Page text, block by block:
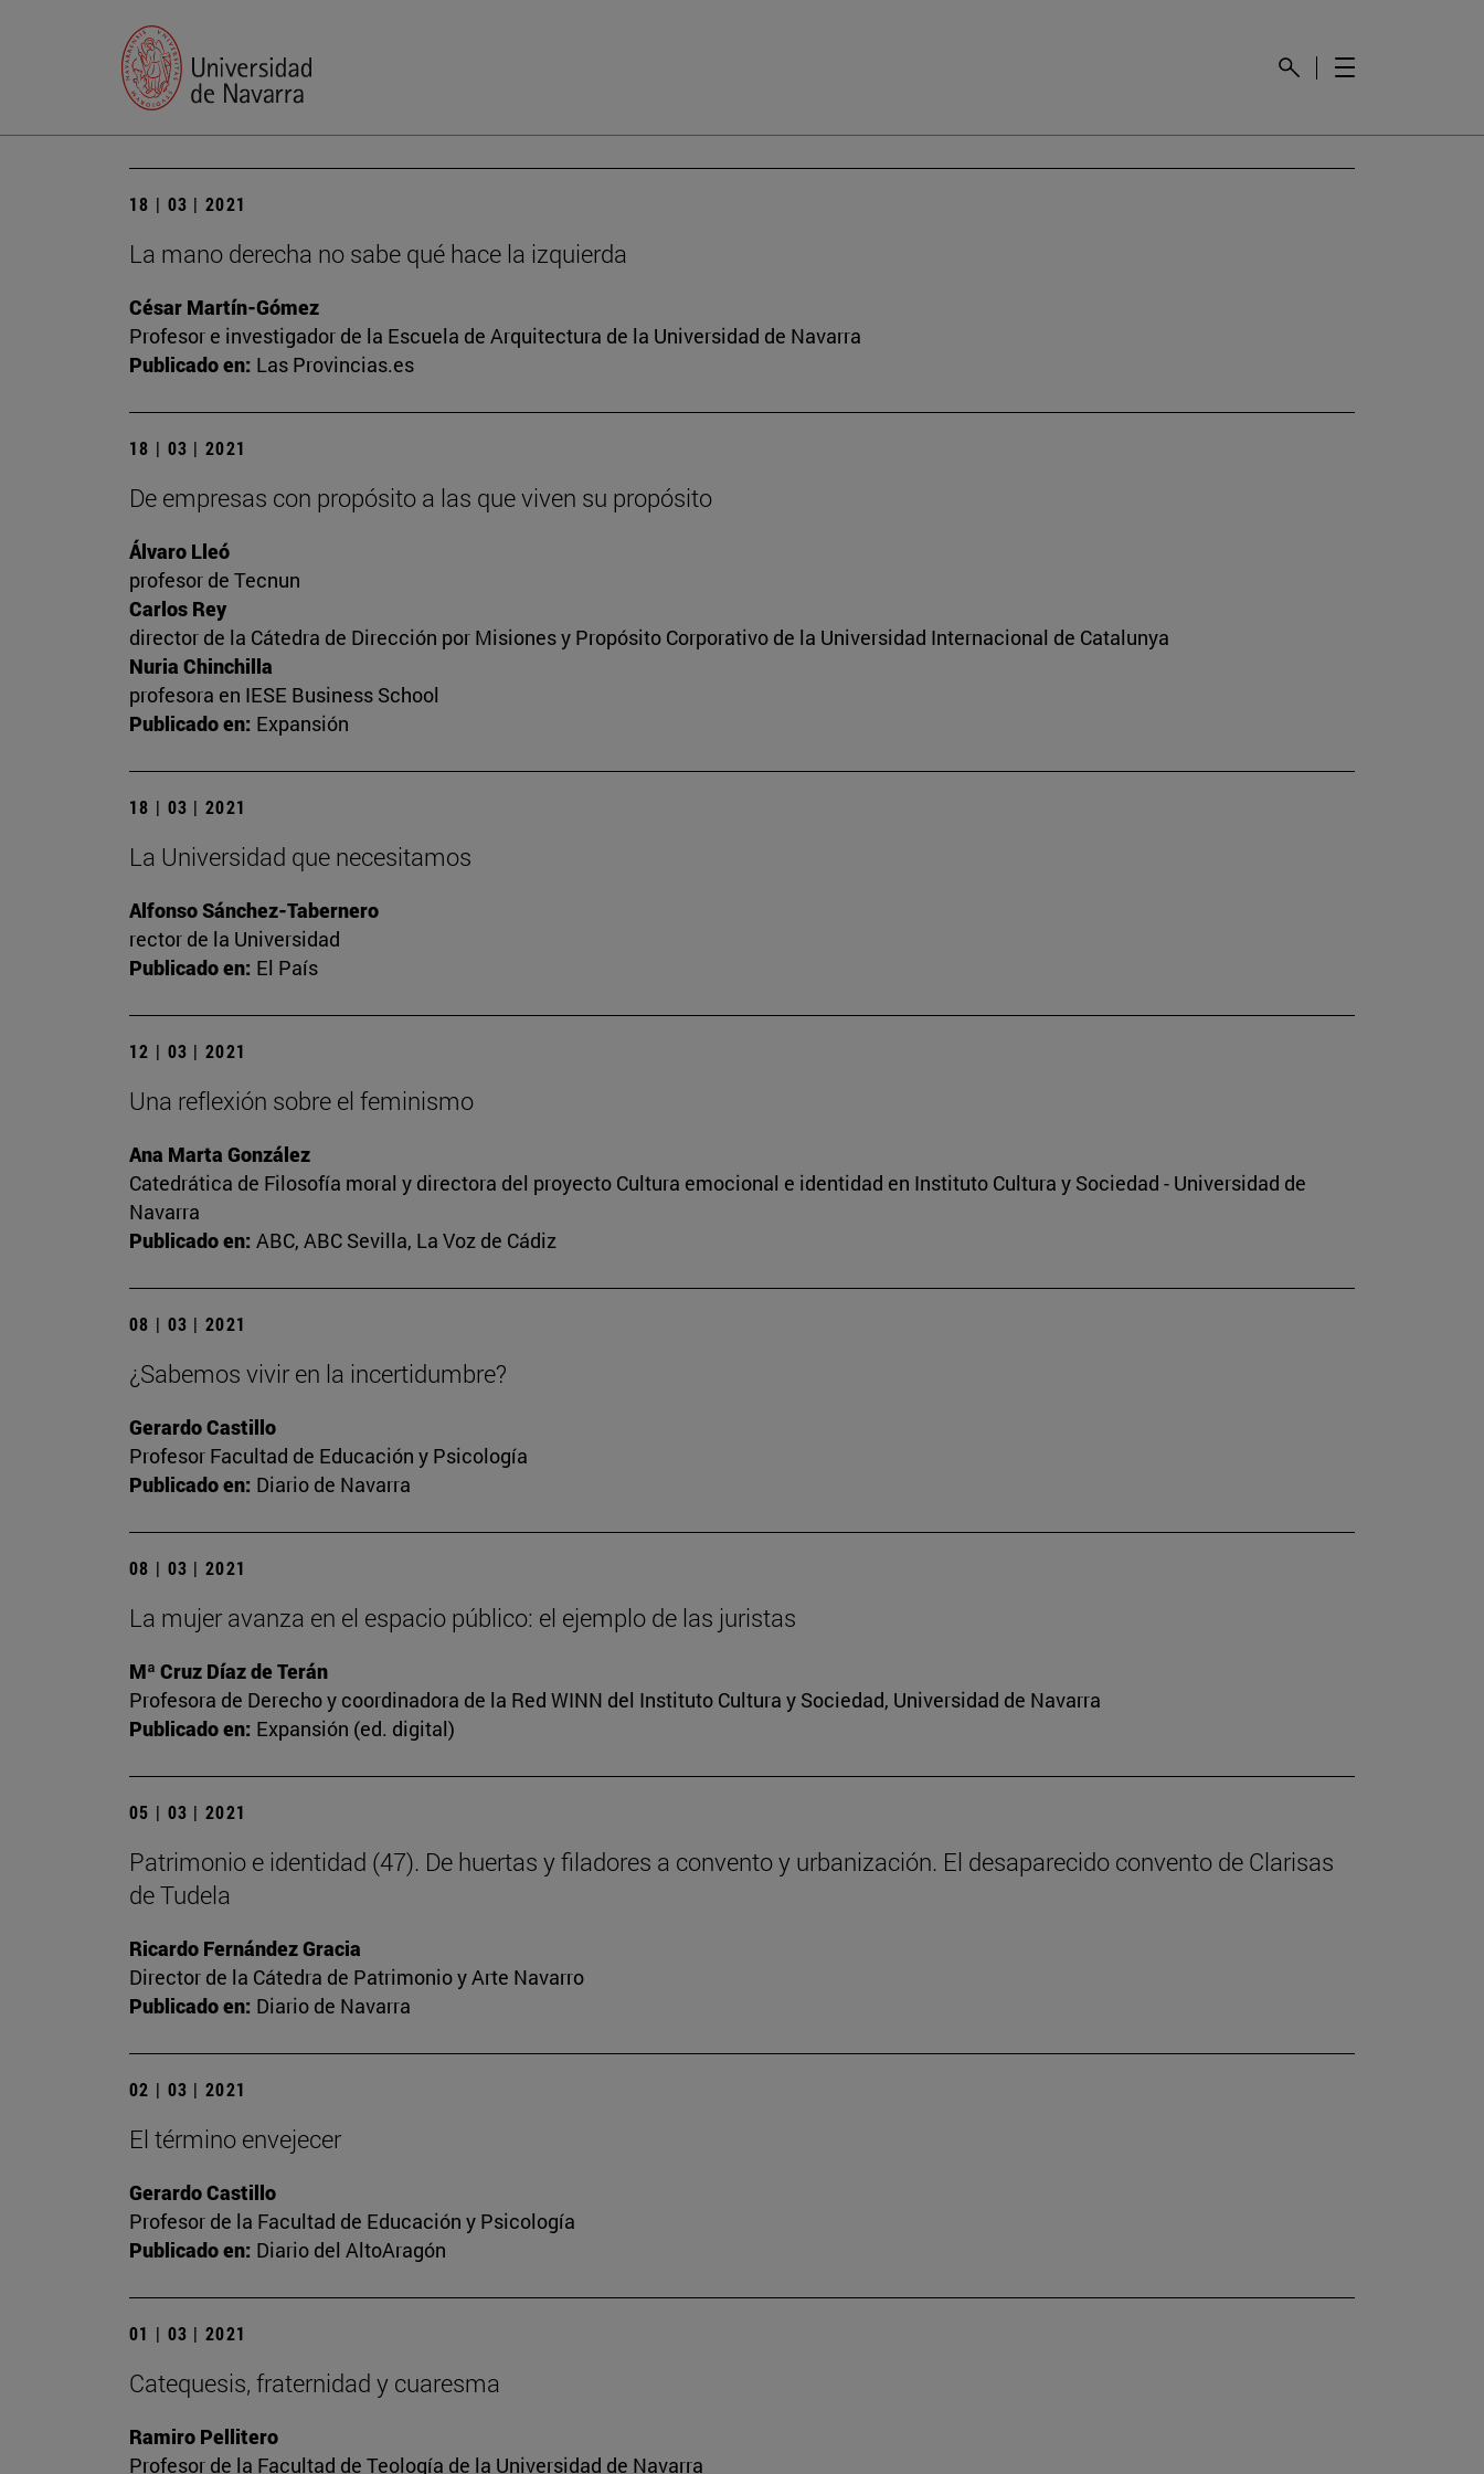
18 | 03 | 2021
La mano derecha no sabe qué hace la izquierda
César Martín-Gómez
Profesor e investigador de la Escuela de Arquitectura de la Universidad de Navarra
Publicado en: Las Provincias.es
18 | 03 | 2021
De empresas con propósito a las que viven su propósito
Álvaro Lleó
profesor de Tecnun
Carlos Rey
director de la Cátedra de Dirección por Misiones y Propósito Corporativo de la Universidad Internacional de Catalunya
Nuria Chinchilla
profesora en IESE Business School
Publicado en: Expansión
18 | 03 | 2021
La Universidad que necesitamos
Alfonso Sánchez-Tabernero
rector de la Universidad
Publicado en: El País
12 | 03 | 2021
Una reflexión sobre el feminismo
Ana Marta González
Catedrática de Filosofía moral y directora del proyecto Cultura emocional e identidad en Instituto Cultura y Sociedad - Universidad de
Navarra
Publicado en: ABC, ABC Sevilla, La Voz de Cádiz
08 | 03 | 2021
¿Sabemos vivir en la incertidumbre?
Gerardo Castillo
Profesor Facultad de Educación y Psicología
Publicado en: Diario de Navarra
08 | 03 | 2021
La mujer avanza en el espacio público: el ejemplo de las juristas
Mª Cruz Díaz de Terán
Profesora de Derecho y coordinadora de la Red WINN del Instituto Cultura y Sociedad, Universidad de Navarra
Publicado en: Expansión (ed. digital)
05 | 03 | 2021
Patrimonio e identidad (47). De huertas y filadores a convento y urbanización. El desaparecido convento de Clarisas
de Tudela
Ricardo Fernández Gracia
Director de la Cátedra de Patrimonio y Arte Navarro
Publicado en: Diario de Navarra
02 | 03 | 2021
El término envejecer
Gerardo Castillo
Profesor de la Facultad de Educación y Psicología
Publicado en: Diario del AltoAragón
01 | 03 | 2021
Catequesis, fraternidad y cuaresma
Ramiro Pellitero
Profesor de la Facultad de Teología de la Universidad de Navarra